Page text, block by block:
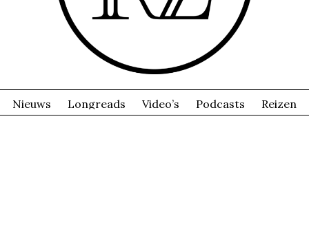
Nieuws Longreads Video’s Podcasts Reizen